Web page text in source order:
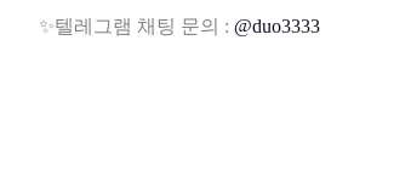
✨텔레그램 채팅 문의 : @duo3333